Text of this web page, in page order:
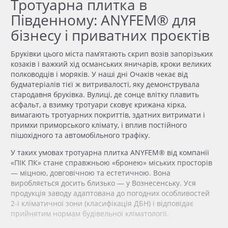
Тротуарна плитка в
Південному: ANYFEM® для
бізнесу і приватних проєктів
Бруківки цього міста пам’ятають скрип возів запорізьких
козаків і важкий хід османських яничарів, кроки великих
полководців і моряків. У наші дні Очаків чекає від
будматеріалів тієї ж витривалості, яку демонструвала
стародавня бруківка. Вулиці, де сонце влітку плавить
асфальт, а взимку тротуари сковує крижана кірка,
вимагають тротуарних покриттів, здатних витримати і
примхи приморського клімату, і вплив постійного
пішохідного та автомобільного трафіку.
У таких умовах тротуарна плитка ANYFEM® від компанії
«ПІК ПК» стане справжньою «бронею» міських просторів
— міцною, довговічною та естетичною. Вона
виробляється досить близько — у Вознесенську. Уся
продукція заводу адаптована до погодних особливостей
2-ї кліматичної зони (класифікація ДБН) і відповідає
прийнятим нормам будівельної кліматології.